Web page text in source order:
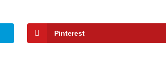
Pinterest